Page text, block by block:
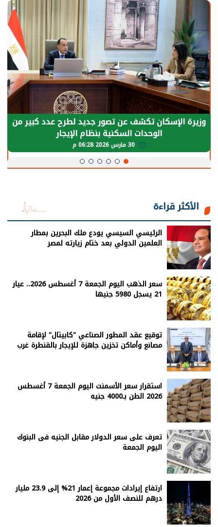
وزيرة الإسكان تكشف عن تصور جديد لطرح عدد كبير من
الوحدات السكنية بنظام الإيجار
الأكثر قراءة
الرئيسي السيسي يودع ملك البحرين بمطار
العلمين الدولي بعد ختام زيارته لمصر
سعر الذهب اليوم الجمعة 7 أغسطس 2026.. عيار
21 يسجل 5980 جنيها
توقيع عقد المطور الصناعي "كابيتال" لإقامة
مصانع وأماكن تخزين جاهزة للإيجار بالقنطرة غرب
استقرار سعر الأسمنت اليوم الجمعة 7 أغسطس
2026 الطن بـ4000 جنيه
تعرف على سعر الدولار مقابل الجنيه فى البنوك
اليوم الجمعة
ارتفاع إيرادات مجموعة إعمار 21% إلى 23.9 مليار
درهم للنصف الأول من 2026